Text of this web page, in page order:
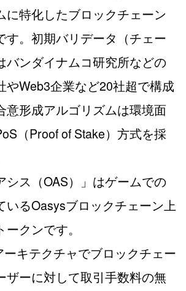
に特化したブロックチェーン
す。初期バリデータ（チェー
バンダイナムコ研究所などの
やWeb3企業など20社超で構成
意形成アルゴリズムは環境面
（Proof of Stake）方式を採
シス（OAS）」はゲームでの
いるOasysブロックチェーン上
クンです。
キテクチャでブロックチェー
ザーに対して取引手数料の無